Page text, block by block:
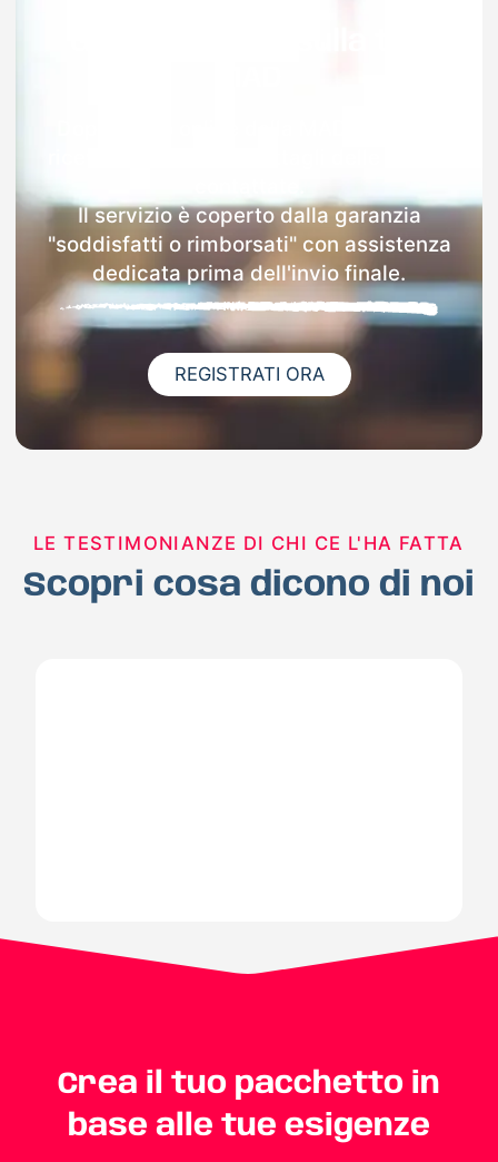
Il servizio è coperto dalla garanzia
"soddisfatti o rimborsati" con assistenza
dedicata prima dell'invio finale.
REGISTRATI ORA
LE TESTIMONIANZE DI CHI CE L'HA FATTA
Scopri cosa dicono di noi
Crea il tuo pacchetto in
base alle tue esigenze